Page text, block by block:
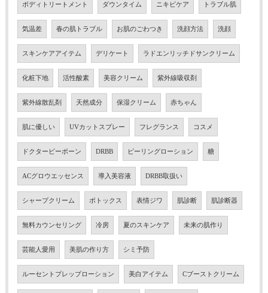
ボディトリートメント ダウンタイム ニキビケア トラブル肌
気温差 春の肌トラブル お肌のごわつき 洗顔方法 洗顔
スキンケアアイテム デリケート ラドエンリッチドサンクリーム
化粧下地 活性酸素 美容クリーム 紫外線吸収剤
紫外線散乱剤 天然成分 保湿クリーム 赤ちゃん
肌に優しい UVカットスプレー フレグランス コスメ
ドクタービーボーン DRBB ピーリングローション 糖
ACグロウエッセンス 導入美容液 DRBB取扱い
シャープクリーム ボトックス 表情ジワ 肌診断 肌診断器
無料カウンセリング 冷房 夏のスキンケア 未来の肌作り
芸能人愛用 美肌の作り方 シミ予防
ルーセントプレップローション 美白アイテム Cブーストクリーム